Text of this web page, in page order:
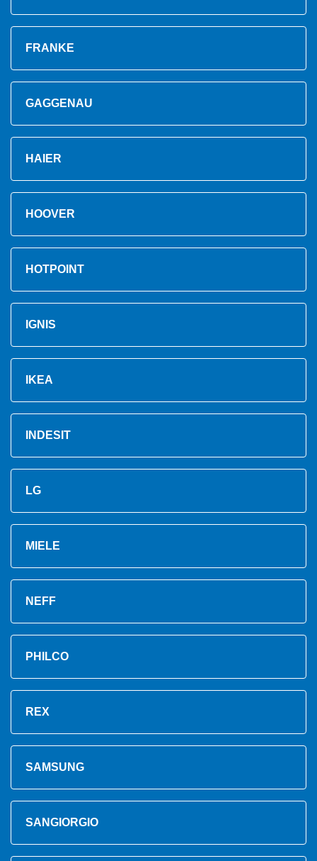
FRANKE
GAGGENAU
HAIER
HOOVER
HOTPOINT
IGNIS
IKEA
INDESIT
LG
MIELE
NEFF
PHILCO
REX
SAMSUNG
SANGIORGIO